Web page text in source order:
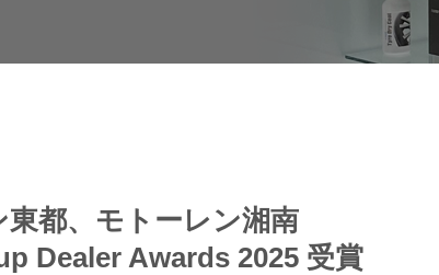
株式会社モトー
いきと活躍できる社会
東都、モトーレン湘南
Dealer Awards 2025 受賞